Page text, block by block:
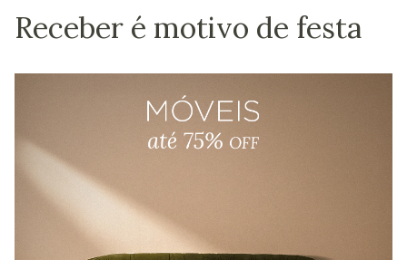
Receber é motivo de festa